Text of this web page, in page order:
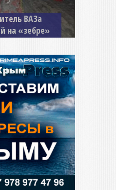
ВАЗа
на «зебре»